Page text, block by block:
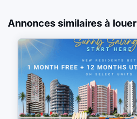
Annonces similaires à louer